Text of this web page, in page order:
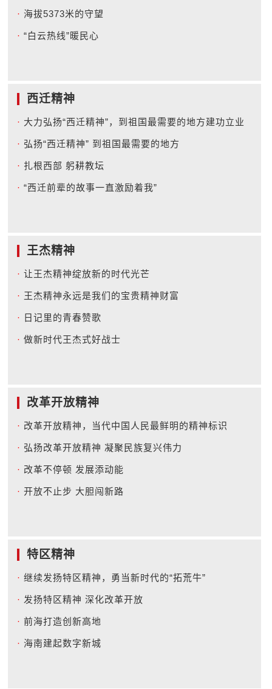
· 海拔5373米的守望
· “白云热线”暖民心
西迁精神
· 大力弘扬“西迁精神”，到祖国最需要的地方建功立业
· 弘扬“西迁精神” 到祖国最需要的地方
· 扎根西部 躬耕教坛
· “西迁前辈的故事一直激励着我”
王杰精神
· 让王杰精神绽放新的时代光芒
· 王杰精神永远是我们的宝贵精神财富
· 日记里的青春赞歌
· 做新时代王杰式好战士
改革开放精神
· 改革开放精神，当代中国人民最鲜明的精神标识
· 弘扬改革开放精神 凝聚民族复兴伟力
· 改革不停顿 发展添动能
· 开放不止步 大胆闯新路
特区精神
· 继续发扬特区精神，勇当新时代的“拓荒牛”
· 发扬特区精神 深化改革开放
· 前海打造创新高地
· 海南建起数字新城